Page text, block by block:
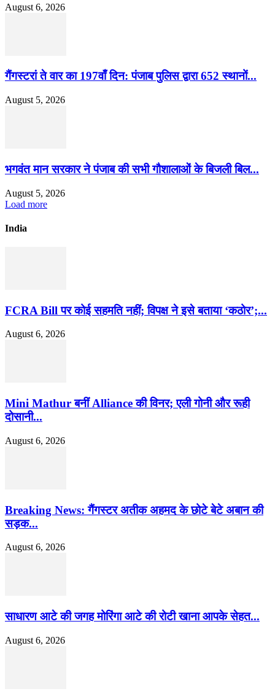
August 6, 2026
गैंगस्टरां ते वार का 197वाँ दिन: पंजाब पुलिस द्वारा 652 स्थानों...
August 5, 2026
भगवंत मान सरकार ने पंजाब की सभी गौशालाओं के बिजली बिल...
August 5, 2026
Load more
India
FCRA Bill पर कोई सहमति नहीं; विपक्ष ने इसे बताया ‘कठोर’;...
August 6, 2026
Mini Mathur बनीं Alliance की विनर; एली गोनी और रूही
दोसानी...
August 6, 2026
Breaking News: गैंगस्टर अतीक अहमद के छोटे बेटे अबान की
सड़क...
August 6, 2026
साधारण आटे की जगह मोरिंगा आटे की रोटी खाना आपके सेहत...
August 6, 2026